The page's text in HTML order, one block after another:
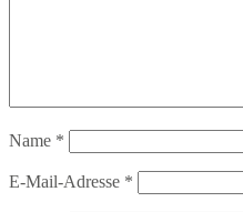
Name *
E-Mail-Adresse *